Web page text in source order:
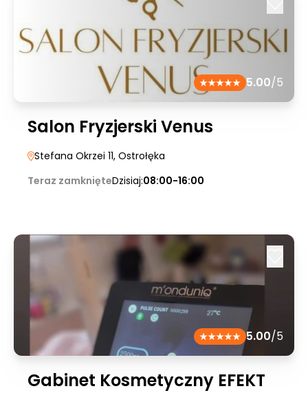
5.00/5
Salon Fryzjerski Venus
Stefana Okrzei 11, Ostrołęka
Teraz zamknięteDzisiaj:08:00-16:00
5.00/5
Gabinet Kosmetyczny EFEKT